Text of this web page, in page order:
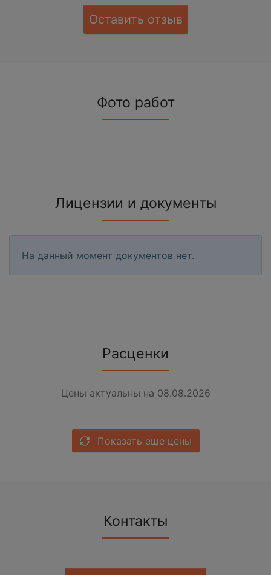
Оставить отзыв
Фото работ
Лицензии и документы
На данный момент документов нет.
Расценки
Цены актуальны на 08.08.2026
Показать еще цены
Контакты